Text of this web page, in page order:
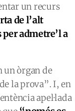
un recurs
de l’alt
admetre’l a
un òrgan de
la prova”. I, en
apel·lada